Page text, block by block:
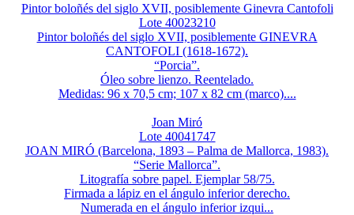
Pintor boloñés del siglo XVII, posiblemente Ginevra Cantofoli
Lote 40023210
Pintor boloñés del siglo XVII, posiblemente GINEVRA
CANTOFOLI (1618-1672).
“Porcia”.
Óleo sobre lienzo. Reentelado.
Medidas: 96 x 70,5 cm; 107 x 82 cm (marco)....
Joan Miró
Lote 40041747
JOAN MIRÓ (Barcelona, 1893 – Palma de Mallorca, 1983).
“Serie Mallorca”.
Litografía sobre papel. Ejemplar 58/75.
Firmada a lápiz en el ángulo inferior derecho.
Numerada en el ángulo inferior izqui...